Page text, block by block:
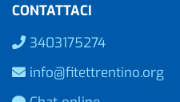
CONTATTACI
3403175274
info@fitettrentino.org